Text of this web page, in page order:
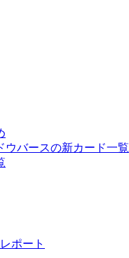
ウバースの新カード一覧
ポート